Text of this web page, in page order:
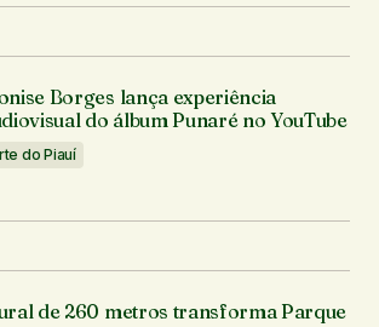
Borges lança experiência
do álbum Punaré no YouTube
do Piauí
de 260 metros transforma Parque